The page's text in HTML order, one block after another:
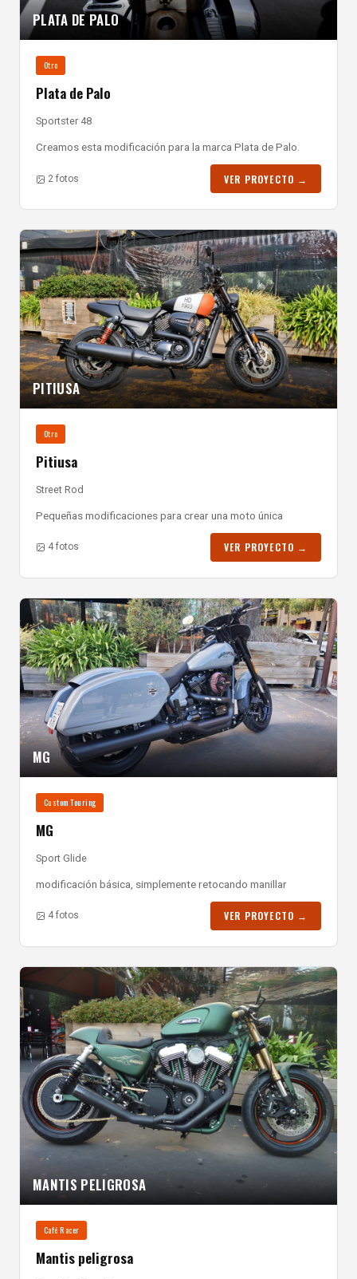
PLATA DE PALO
Otro
Plata de Palo
Sportster 48
Creamos esta modificación para la marca Plata de Palo.
2 fotos VER PROYECTO →
PITIUSA
Otro
Pitiusa
Street Rod
Pequeñas modificaciones para crear una moto única
4 fotos VER PROYECTO →
MG
Custom Touring
MG
Sport Glide
modificación básica, simplemente retocando manillar
4 fotos VER PROYECTO →
MANTIS PELIGROSA
Café Racer
Mantis peligrosa